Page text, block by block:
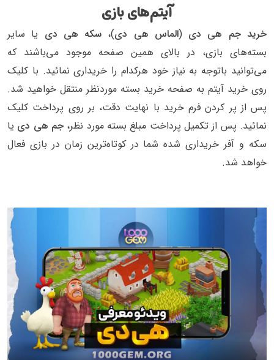
آیتم‌های بازی
خرید جم هی دی (الماس هی دی)، سکه هی دی یا سایر
بسته‌های بازی، در بالای همین صفحه موجود می‌باشند که
می‌توانید باتوجه به نیاز خود هرکدام را خریداری نمائید. با کلیک
روی خرید آیتم به صفحه خرید بسته موردنظر منتقل خواهید شد.
پس از پر کردن فرم خرید با نهایت دقت، بر روی پرداخت کلیک
نمائید. پس از تکمیل پرداخت مبلغ بسته مورد نظر، جم هی دی یا
سکه و آفر خریداری شده شما در کوتاه‌ترین زمان در بازی فعال
خواهد شد.